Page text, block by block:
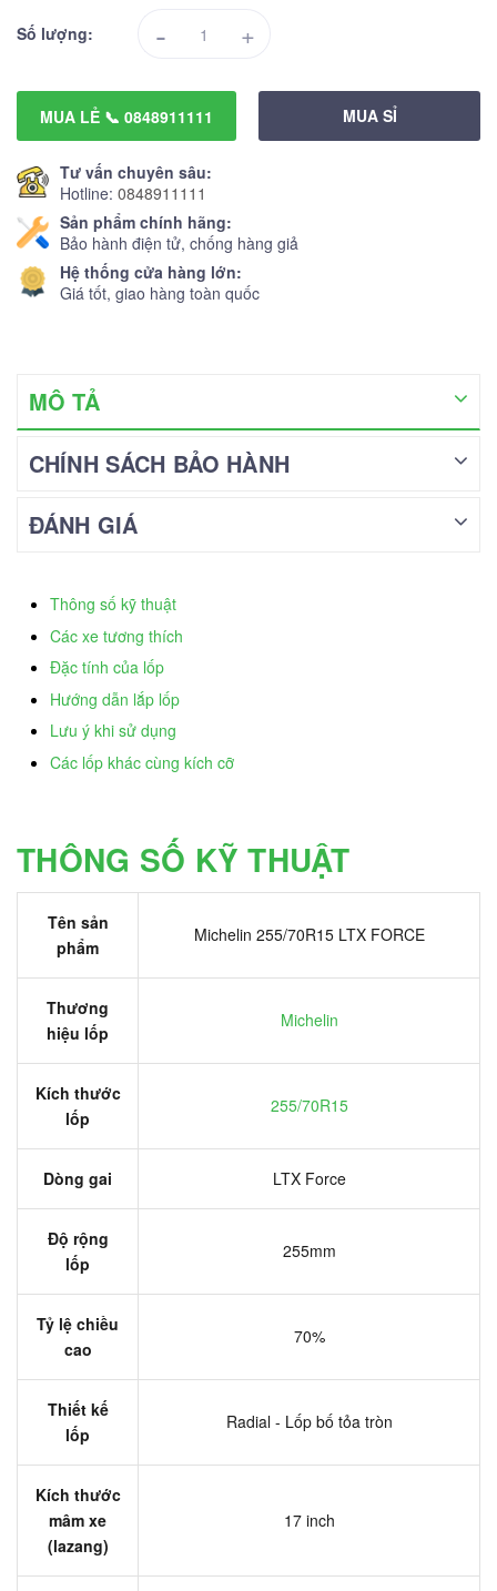
Số lượng: - +
MUA LẺ 📞 0848911111 MUA SỈ
Tư vấn chuyên sâu:
Hotline: 0848911111
Sản phẩm chính hãng:
Bảo hành điện tử, chống hàng giả
Hệ thống cửa hàng lớn:
Giá tốt, giao hàng toàn quốc
MÔ TẢ
CHÍNH SÁCH BẢO HÀNH
ĐÁNH GIÁ
Thông số kỹ thuật
Các xe tương thích
Đặc tính của lốp
Hướng dẫn lắp lốp
Lưu ý khi sử dụng
Các lốp khác cùng kích cỡ
THÔNG SỐ KỸ THUẬT
Tên sản
phẩm
Michelin 255/70R15 LTX FORCE
Thương
hiệu lốp
Michelin
Kích thước
lốp
255/70R15
Dòng gai LTX Force
Độ rộng
lốp
255mm
Tỷ lệ chiều
cao
70%
Thiết kế
lốp
Radial - Lốp bố tỏa tròn
Kích thước
mâm xe
(lazang)
17 inch